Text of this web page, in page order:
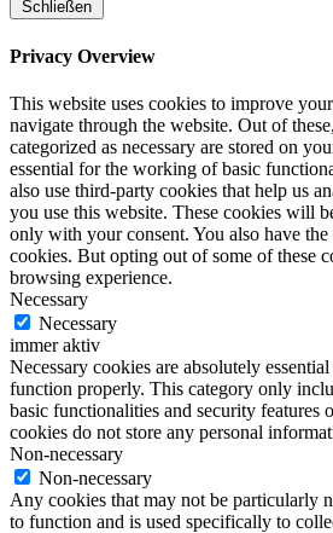
Schließen
Privacy Overview
This website uses cookies to improve
navigate through the website. Out of
categorized as necessary are stored on
essential for the working of basic
also use third-party cookies that help us
you use this website. These cookies will
only with your consent. You also have
cookies. But opting out of some of these
browsing experience.
Necessary
Necessary
immer aktiv
Necessary cookies are absolutely
function properly. This category only
basic functionalities and security features
cookies do not store any personal
Non-necessary
Non-necessary
Any cookies that may not be particularly
to function and is used specifically to